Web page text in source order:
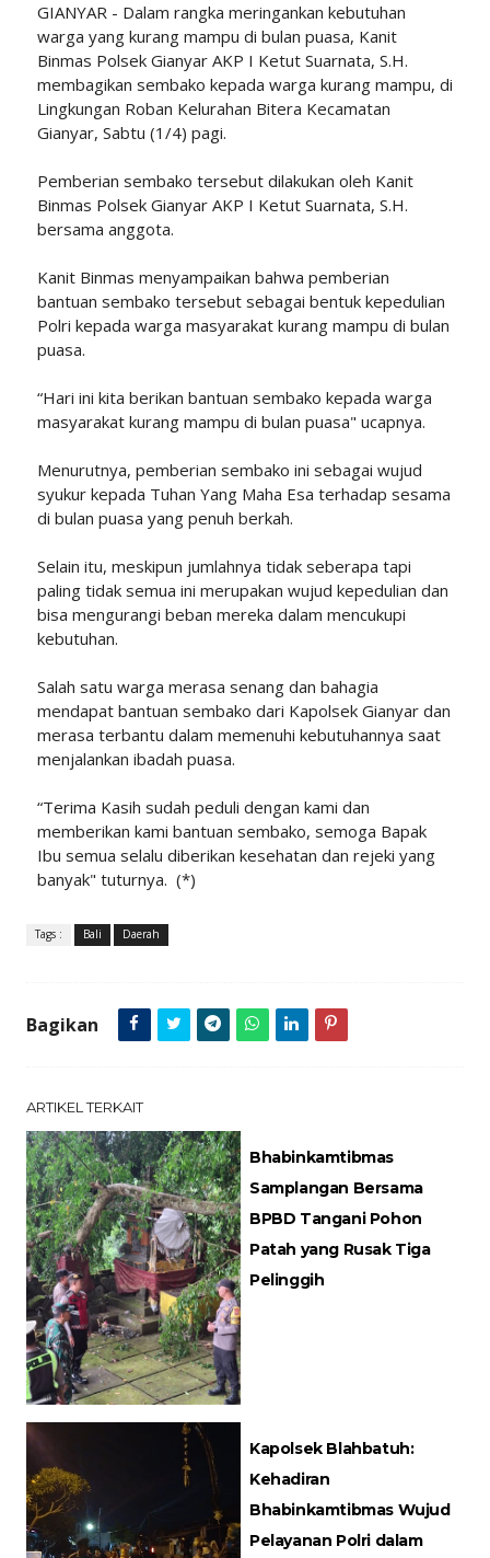
GIANYAR - Dalam rangka meringankan kebutuhan
warga yang kurang mampu di bulan puasa, Kanit
Binmas Polsek Gianyar AKP I Ketut Suarnata, S.H.
membagikan sembako kepada warga kurang mampu, di
Lingkungan Roban Kelurahan Bitera Kecamatan
Gianyar, Sabtu (1/4) pagi.
Pemberian sembako tersebut dilakukan oleh Kanit
Binmas Polsek Gianyar AKP I Ketut Suarnata, S.H.
bersama anggota.
Kanit Binmas menyampaikan bahwa pemberian
bantuan sembako tersebut sebagai bentuk kepedulian
Polri kepada warga masyarakat kurang mampu di bulan
puasa.
“Hari ini kita berikan bantuan sembako kepada warga
masyarakat kurang mampu di bulan puasa" ucapnya.
Menurutnya, pemberian sembako ini sebagai wujud
syukur kepada Tuhan Yang Maha Esa terhadap sesama
di bulan puasa yang penuh berkah.
Selain itu, meskipun jumlahnya tidak seberapa tapi
paling tidak semua ini merupakan wujud kepedulian dan
bisa mengurangi beban mereka dalam mencukupi
kebutuhan.
Salah satu warga merasa senang dan bahagia
mendapat bantuan sembako dari Kapolsek Gianyar dan
merasa terbantu dalam memenuhi kebutuhannya saat
menjalankan ibadah puasa.
“Terima Kasih sudah peduli dengan kami dan
memberikan kami bantuan sembako, semoga Bapak
Ibu semua selalu diberikan kesehatan dan rejeki yang
banyak" tuturnya. (*)
Tags : Bali Daerah
Bagikan
ARTIKEL TERKAIT
Bhabinkamtibmas
Samplangan Bersama
BPBD Tangani Pohon
Patah yang Rusak Tiga
Pelinggih
Kapolsek Blahbatuh:
Kehadiran
Bhabinkamtibmas Wujud
Pelayanan Polri dalam